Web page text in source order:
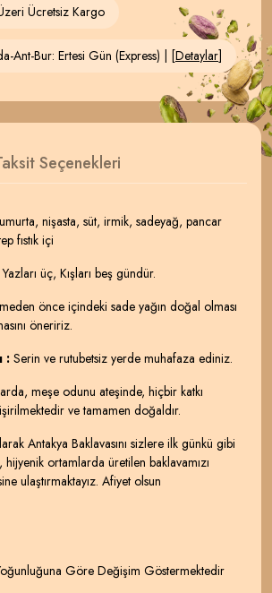
Ücretsiz Kargo
Ant-Bur: Ertesi Gün (Express) | [Detaylar]
Seçenekleri
nişasta, süt, irmik, sadeyağ, pancar
fıstık içi
Yazları üç, Kışları beş gündür.
önce içindeki sade yağın doğal olması
öneririz.
: Serin ve rutubetsiz yerde muhafaza ediniz.
meşe odunu ateşinde, hiçbir katkı
ve tamamen doğaldır.
Antakya Baklavasını sizlere ilk günkü gibi
ortamlarda üretilen baklavamızı
ulaştırmaktayız. Afiyet olsun
Göre Değişim Göstermektedir